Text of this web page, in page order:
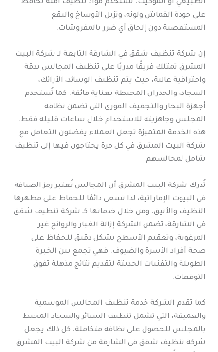
الطبيعي أو الموكيت. تستخدم مواد تنظيف آمنة تحافظ
على جودة القماش ولونه، وتزيل الأوساخ والبقع
المستعصية دون إلحاق أي ضرر بالمفروشات.
إن شركة تنظيف شقق في الشارقة التابعة لـ شركة البيت
المشرق تمتلك فريقًا مدربًا على تنظيف المجالس بدقة
واحترافية عالية، حيث يتم تنظيف الوسائد، الأرائك،
السجاد، والجدران المحيطة بعناية فائقة. كما تُستخدم
أجهزة البخار والتجفيف الفوري التي تضمن نظافة
المجلس وجاهزيته للاستخدام خلال ساعات قليلة فقط.
هذه الخدمة المتميزة تجعل العملاء يفضلون التعامل مع
شركة البيت المشرق في كل مرة يحتاجون فيها إلى تنظيف
شامل لمجالسهم.
تُدرك شركة البيت المشرق أن المجالس تُعتبر رمز الضيافة
في البيوت الإماراتية، لذا تسعى دائمًا للحفاظ على مظهرها
النظيف والأنيق. ومن خلال خدماتها كـ شركة تنظيف شقق
في الشارقة، تضمن الشركة إزالة الغبار والروائح غير
المرغوبة، وتعقيم الأسطح بشكل دقيق للحفاظ على
صحة أفراد الأسرة والضيوف. فهي تجمع بين الخبرة
الطويلة والتقنيات الحديثة لتقديم نتائج مذهلة تفوق
التوقعات.
كما تقدم الشركة خدمة تنظيف المجالس الموسمية
والعميقة، التي تشمل تنظيف الستائر والسجاد المحيط
بالمجلس للحصول على نظافة متكاملة. كل ذلك يجعل
شركة تنظيف شقق في الشارقة من شركة البيت المشرق